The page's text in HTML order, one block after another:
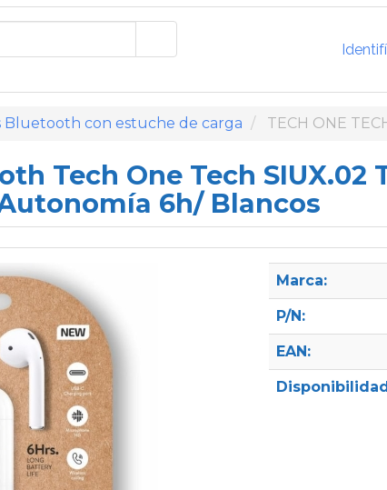
Bluetooth con estuche de carga TECH ONE
Tech One Tech SIUX.02
6h/ Blancos
Marca:
P/N:
EAN: